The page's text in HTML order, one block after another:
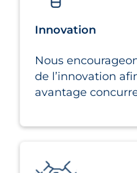
Innovation
Nous
de l’innovation
avantage